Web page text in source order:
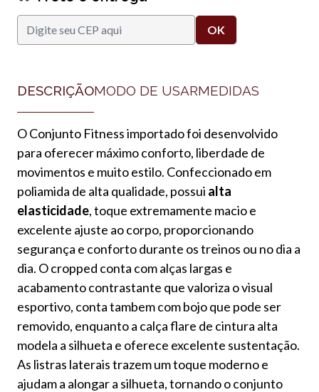
DESCRIÇÃOMODO DE USARMEDIDAS
O Conjunto Fitness importado foi desenvolvido
para oferecer máximo conforto, liberdade de
movimentos e muito estilo. Confeccionado em
poliamida de alta qualidade, possui alta
elasticidade, toque extremamente macio e
excelente ajuste ao corpo, proporcionando
segurança e conforto durante os treinos ou no dia a
dia. O cropped conta com alças largas e
acabamento contrastante que valoriza o visual
esportivo, conta tambem com bojo que pode ser
removido, enquanto a calça flare de cintura alta
modela a silhueta e oferece excelente sustentação.
As listras laterais trazem um toque moderno e
ajudam a alongar a silhueta, tornando o conjunto